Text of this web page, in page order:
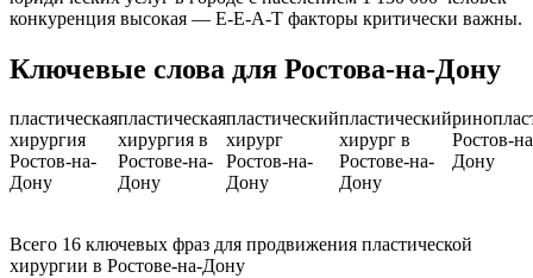
конкуренция высокая — E-E-A-T факторы критически важны.
Ключевые слова для Ростова-на-Дону
пластическая
хирургия
Ростов-на-
Дону
пластическая
хирургия в
Ростове-на-
Дону
пластический
хирург
Ростов-на-
Дону
пластический
хирург в
Ростове-на-
Дону
Ростов-
Дону
Всего 16 ключевых фраз для продвижения пластической
хирургии в Ростове-на-Дону